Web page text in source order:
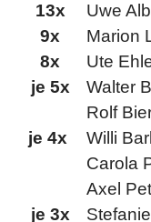
13x
Uwe
9x
Marion
8x
Ute
je 5x
Walter
Rolf
je 4x
Willi
Carola
Axel
je 3x